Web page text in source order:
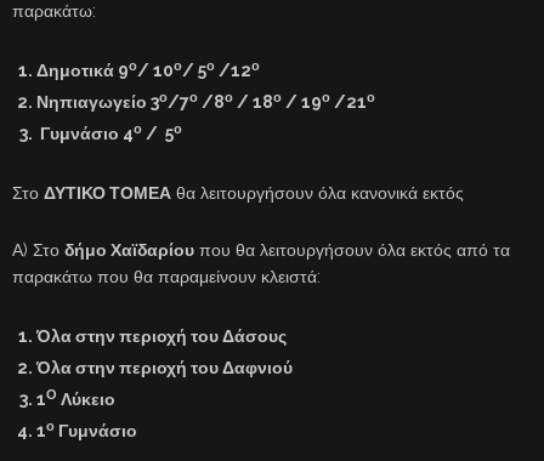
παρακάτω:
Δημοτικά 9ο/ 10ο/ 5ο /12ο
Νηπιαγωγείο 3ο/7ο /8ο / 18ο / 19ο /21ο
Γυμνάσιο 4ο / 5ο
Στο ΔΥΤΙΚΟ ΤΟΜΕΑ θα λειτουργήσουν όλα κανονικά εκτός
Α) Στο δήμο Χαϊδαρίου που θα λειτουργήσουν όλα εκτός από τα
παρακάτω που θα παραμείνουν κλειστά:
Όλα στην περιοχή του Δάσους
Όλα στην περιοχή του Δαφνιού
1Ο Λύκειο
1ο Γυμνάσιο